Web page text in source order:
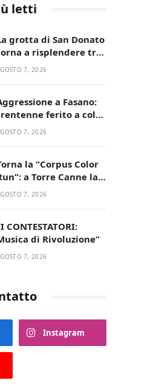
letti
grotta di San Donato
a risplendere tra
natura e
7, 2026
a Fasano:
ferito a colpi
pistola in casa
7, 2026
la “Corpus Color
a Torre Canne la
più allegra e
7, 2026
CONTESTATORI:
di Rivoluzione”
7, 2026
Instagram